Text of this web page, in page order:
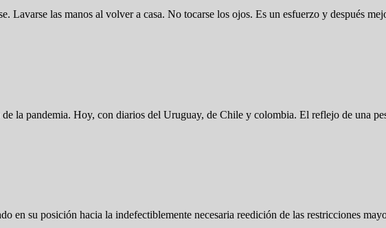
las manos al volver a casa. No tocarse los ojos. Es un esfuerzo y después
la pandemia. Hoy, con diarios del Uruguay, de Chile y colombia. El reflejo de una
en su posición hacia la indefectiblemente necesaria reedición de las restricciones